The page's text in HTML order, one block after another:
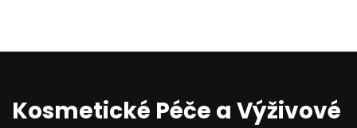
Kosmetické Péče a Výživové